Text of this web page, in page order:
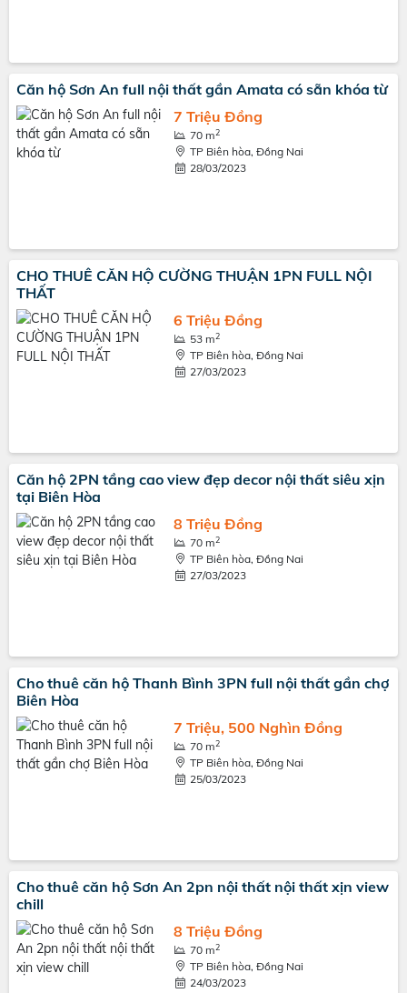
Căn hộ Sơn An full nội thất gần Amata có sẵn khóa từ
7 Triệu Đồng
70 m2
TP Biên hòa, Đồng Nai
28/03/2023
CHO THUÊ CĂN HỘ CƯỜNG THUẬN 1PN FULL NỘI
THẤT
6 Triệu Đồng
53 m2
TP Biên hòa, Đồng Nai
27/03/2023
Căn hộ 2PN tầng cao view đẹp decor nội thất siêu xịn
tại Biên Hòa
8 Triệu Đồng
70 m2
TP Biên hòa, Đồng Nai
27/03/2023
Cho thuê căn hộ Thanh Bình 3PN full nội thất gần chợ
Biên Hòa
7 Triệu, 500 Nghìn Đồng
70 m2
TP Biên hòa, Đồng Nai
25/03/2023
Cho thuê căn hộ Sơn An 2pn nội thất nội thất xịn view
chill
8 Triệu Đồng
70 m2
TP Biên hòa, Đồng Nai
24/03/2023